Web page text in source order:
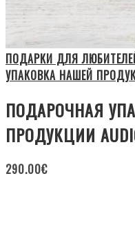
ПОДАРКИ ДЛЯ
УПАКОВКА НАШЕЙ
ПОДАРОЧНАЯ
ПРОДУКЦИИ
290.00€